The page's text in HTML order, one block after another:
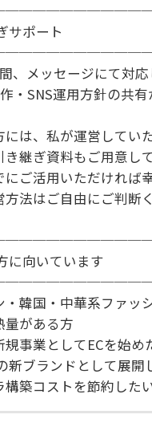
サポート
、メッセージにて対応
・SNS運用方針の共有
には、私が運営してい
き継ぎ資料もご用意し
ご活用いただければ幸
法はご自由にご判断
に向いています
・韓国・中華系ファッ
がある方
規事業としてECを始め
新ブランドとして展開
構築コストを節約した